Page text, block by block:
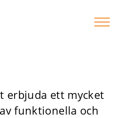
erbjuda ett mycket
funktionella och